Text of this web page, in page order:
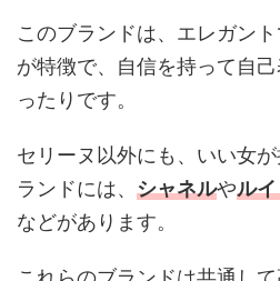
このブランドは、エレガン
が特徴で、自信を持って自
ったりです。
セリーヌ以外にも、いい女
ランドには、 シャネルやル
などがあります。